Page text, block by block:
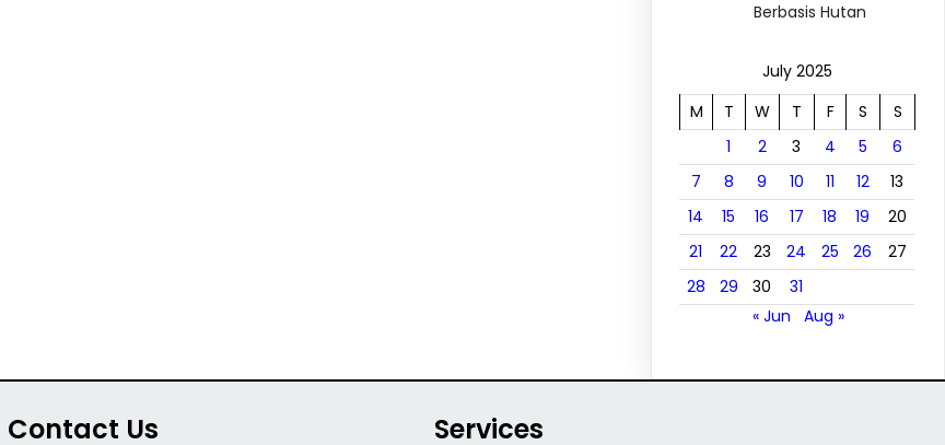
Berbasis Hutan
July 2025
M
T W T F S
S
1
2 3 4 5
6
7
8 9 10 11 12
13
14
15 16 17 18 19
20
21
22 23 24 25 26
27
28
29 30
31
« Jun
Aug »
Contact Us Services